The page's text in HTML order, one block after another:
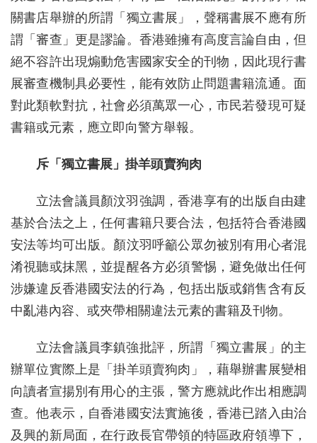
關書店舉辦的所謂「獨立書展」，聲稱書展不應有所
謂「審查」更是謬論。香港雖擁有高度言論自由，但
絕不容許出現煽動危害國家安全的刊物，因此現行書
展審查機制具必要性，能有效防止問題書籍流通。面
對此類軟對抗，社會必須萬眾一心，市民若發現可疑
書籍或元素，應立即向警方舉報。
斥「獨立書展」掛羊頭賣狗肉
立法會議員顏汶羽強調，香港享有的出版自由建
基於合法之上，任何書籍只要合法，包括符合香港國
安法等均可出版。顏汶羽呼籲公眾勿被別有用心者混
淆視聽或抹黑，並提醒各方必須警惕，避免做出任何
涉嫌違反香港國安法的行為，包括出版或銷售含有反
中亂港內容、或夾帶相關違法元素的書籍及刊物。
立法會議員李鎮強批評，所謂「獨立書展」的主
辦單位實際上是「掛羊頭賣狗肉」，藉舉辦書展變相
向讀者宣揚別有用心的主張，警方應就此作出相應調
查。他表示，自香港國安法實施後，香港已踏入由治
及興的新局面，在行政長官帶領的特區政府領導下，